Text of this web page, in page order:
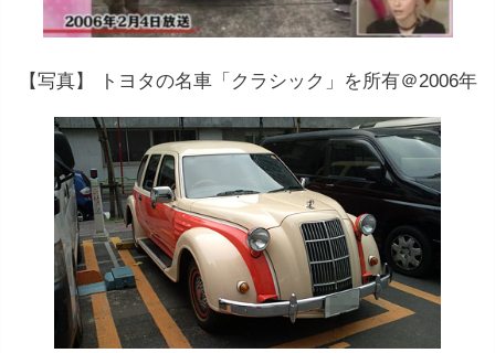
【写真】 トヨタの名車「クラシック 」を所有＠2006年